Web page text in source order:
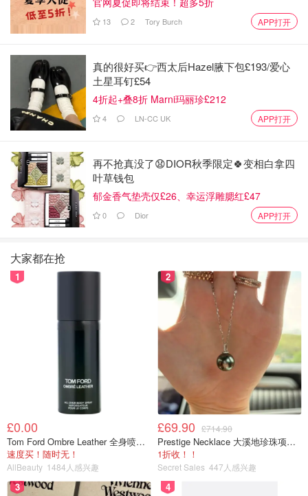
13 2 Tory Burch APP打开
真的很好买👉西太后Hazel腋下包£193/爱心
土星耳钉£54
4折起+叠8折 Marni玛丽珍£212
4 LN-CC UK APP打开
再不抢真没了😧DIOR秋季限定🍀变相白拿四
叶草钱包
郁金香气垫壳仅£26、幸运浮雕腮红£47
0 Dior APP打开
大家都在抢
1
£0.00
Tom Ford Ombre Leather 全身喷雾 150ml
速度买！随时无！
AllBeauty 1484人感兴趣
2
£69.90 £714.90
Prestige Necklace 大溪地珍珠项链 10-11mm
1折收！！
Secret Sales 447人感兴趣
3 4